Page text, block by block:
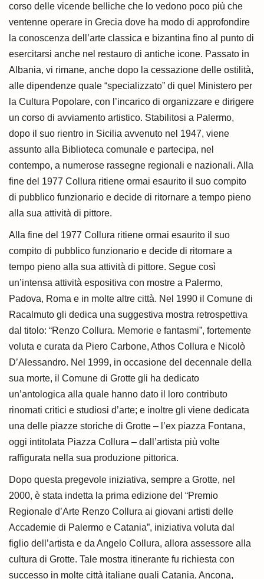
corso delle vicende belliche che lo vedono poco più che
ventenne operare in Grecia dove ha modo di approfondire
la conoscenza dell’arte classica e bizantina fino al punto di
esercitarsi anche nel restauro di antiche icone. Passato in
Albania, vi rimane, anche dopo la cessazione delle ostilità,
alle dipendenze quale “specializzato” di quel Ministero per
la Cultura Popolare, con l’incarico di organizzare e dirigere
un corso di avviamento artistico. Stabilitosi a Palermo,
dopo il suo rientro in Sicilia avvenuto nel 1947, viene
assunto alla Biblioteca comunale e partecipa, nel
contempo, a numerose rassegne regionali e nazionali. Alla
fine del 1977 Collura ritiene ormai esaurito il suo compito
di pubblico funzionario e decide di ritornare a tempo pieno
alla sua attività di pittore.
Alla fine del 1977 Collura ritiene ormai esaurito il suo
compito di pubblico funzionario e decide di ritornare a
tempo pieno alla sua attività di pittore. Segue così
un’intensa attività espositiva con mostre a Palermo,
Padova, Roma e in molte altre città. Nel 1990 il Comune di
Racalmuto gli dedica una suggestiva mostra retrospettiva
dal titolo: “Renzo Collura. Memorie e fantasmi”, fortemente
voluta e curata da Piero Carbone, Athos Collura e Nicolò
D’Alessandro. Nel 1999, in occasione del decennale della
sua morte, il Comune di Grotte gli ha dedicato
un’antologica alla quale hanno dato il loro contributo
rinomati critici e studiosi d’arte; e inoltre gli viene dedicata
una delle piazze storiche di Grotte – l’ex piazza Fontana,
oggi intitolata Piazza Collura – dall’artista più volte
raffigurata nella sua produzione pittorica.
Dopo questa pregevole iniziativa, sempre a Grotte, nel
2000, è stata indetta la prima edizione del “Premio
Regionale d’Arte Renzo Collura ai giovani artisti delle
Accademie di Palermo e Catania”, iniziativa voluta dal
figlio dell’artista e da Angelo Collura, allora assessore alla
cultura di Grotte. Tale mostra itinerante fu richiesta con
successo in molte città italiane quali Catania, Ancona,